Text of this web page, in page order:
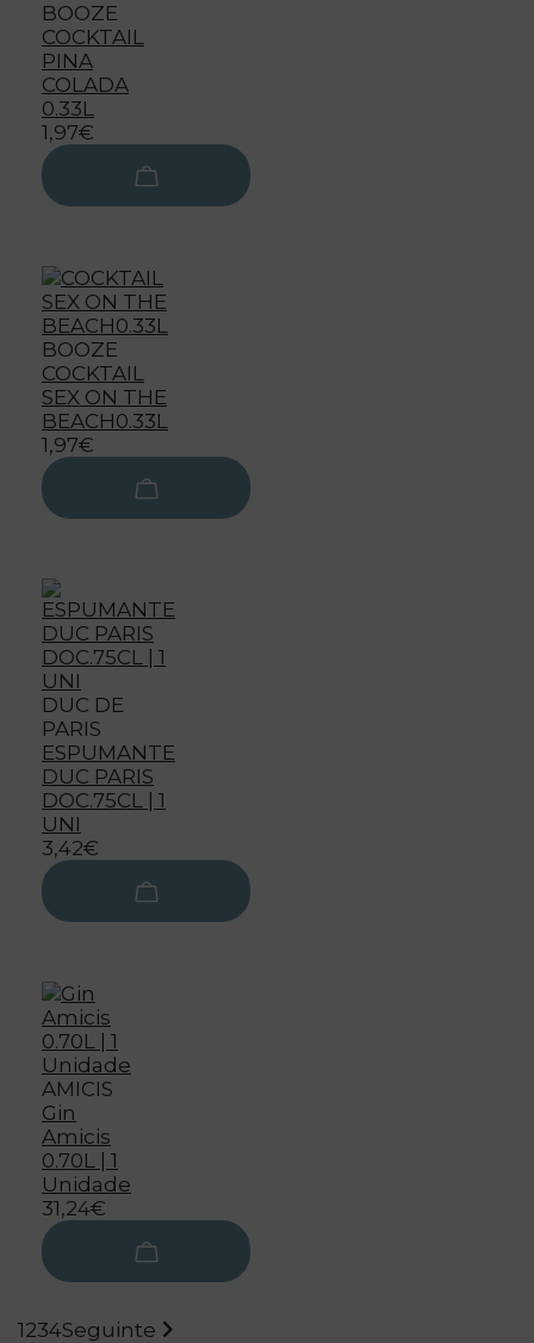
BOOZE
COCKTAIL
PINA
COLADA
0.33L
1,97€
BOOZE
COCKTAIL
SEX ON THE
BEACH0.33L
1,97€
DUC DE
PARIS
ESPUMANTE
DUC PARIS
DOC.75CL | 1
UNI
3,42€
AMICIS
Gin
Amicis
0.70L | 1
Unidade
31,24€
1234Seguinte